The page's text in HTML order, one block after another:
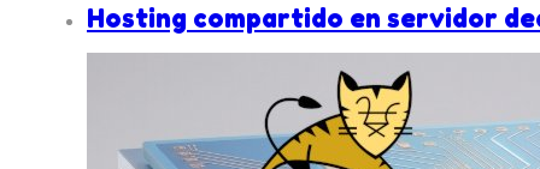
Hosting compartido en servidor